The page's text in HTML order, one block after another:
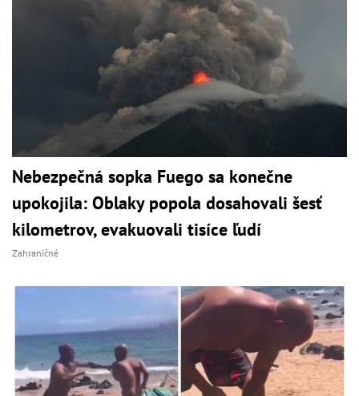
Nebezpečná sopka Fuego sa konečne
upokojila: Oblaky popola dosahovali šesť
kilometrov, evakuovali tisíce ľudí
Zahraničné